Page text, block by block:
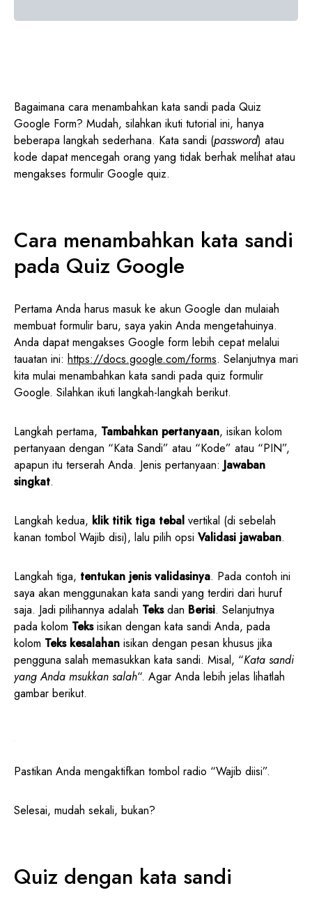
Bagaimana cara menambahkan kata sandi pada Quiz
Google Form? Mudah, silahkan ikuti tutorial ini, hanya
beberapa langkah sederhana. Kata sandi (password) atau
kode dapat mencegah orang yang tidak berhak melihat atau
mengakses formulir Google quiz.
Cara menambahkan kata sandi
pada Quiz Google
Pertama Anda harus masuk ke akun Google dan mulaiah
membuat formulir baru, saya yakin Anda mengetahuinya.
Anda dapat mengakses Google form lebih cepat melalui
tauatan ini: https://docs.google.com/forms. Selanjutnya mari
kita mulai menambahkan kata sandi pada quiz formulir
Google. Silahkan ikuti langkah-langkah berikut.
Langkah pertama, Tambahkan pertanyaan, isikan kolom
pertanyaan dengan “Kata Sandi” atau “Kode” atau “PIN”,
apapun itu terserah Anda. Jenis pertanyaan: Jawaban
singkat.
Langkah kedua, klik titik tiga tebal vertikal (di sebelah
kanan tombol Wajib disi), lalu pilih opsi Validasi jawaban.
Langkah tiga, tentukan jenis validasinya. Pada contoh ini
saya akan menggunakan kata sandi yang terdiri dari huruf
saja. Jadi pilihannya adalah Teksdan Berisi. Selanjutnya
pada kolom Teksisikan dengan kata sandi Anda, pada
kolom Teks kesalahan isikan dengan pesan khusus jika
pengguna salah memasukkan kata sandi. Misal, “Kata sandi
yang Anda msukkan salah“. Agar Anda lebih jelas lihatlah
gambar berikut.
Pastikan Anda mengaktifkan tombol radio “Wajib diisi”.
Selesai, mudah sekali, bukan?
Quiz dengan kata sandi